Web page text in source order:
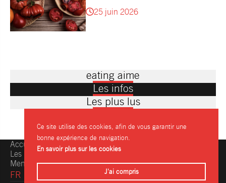
25 juin 2026
eating aime
Les infos
Les plus lus
Accueil
Les restaurants
Mentions légales
Une question, une info ?
Contactez-nous
FR
Ce site utilise des cookies, afin de vous garantir une
bonne expérience de navigation.
En savoir plus sur les cookies
J'ai compris